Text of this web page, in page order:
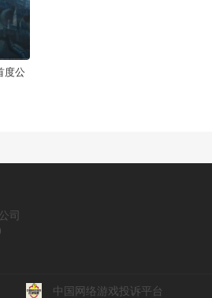
度公
司
中国网络游戏投诉平台